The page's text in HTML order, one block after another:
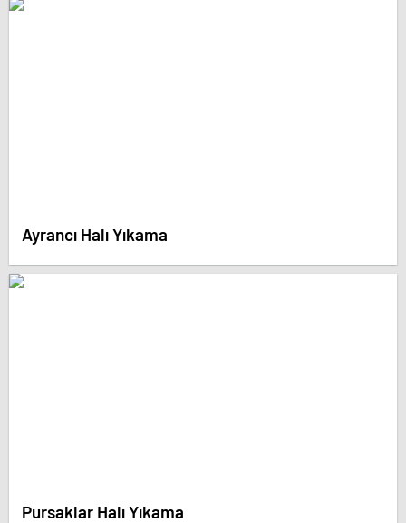
Ayrancı Halı Yıkama
Pursaklar Halı Yıkama